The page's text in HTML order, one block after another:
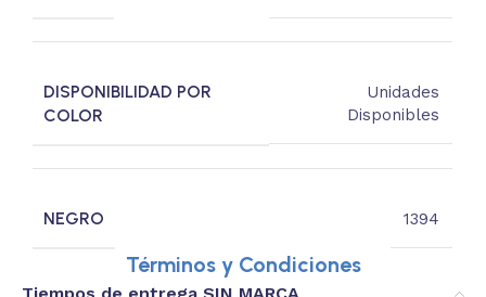
DISPONIBILIDAD POR
COLOR
Unidades
Disponibles
NEGRO 1394
Términos y Condiciones
Tiempos de entrega SIN MARCA